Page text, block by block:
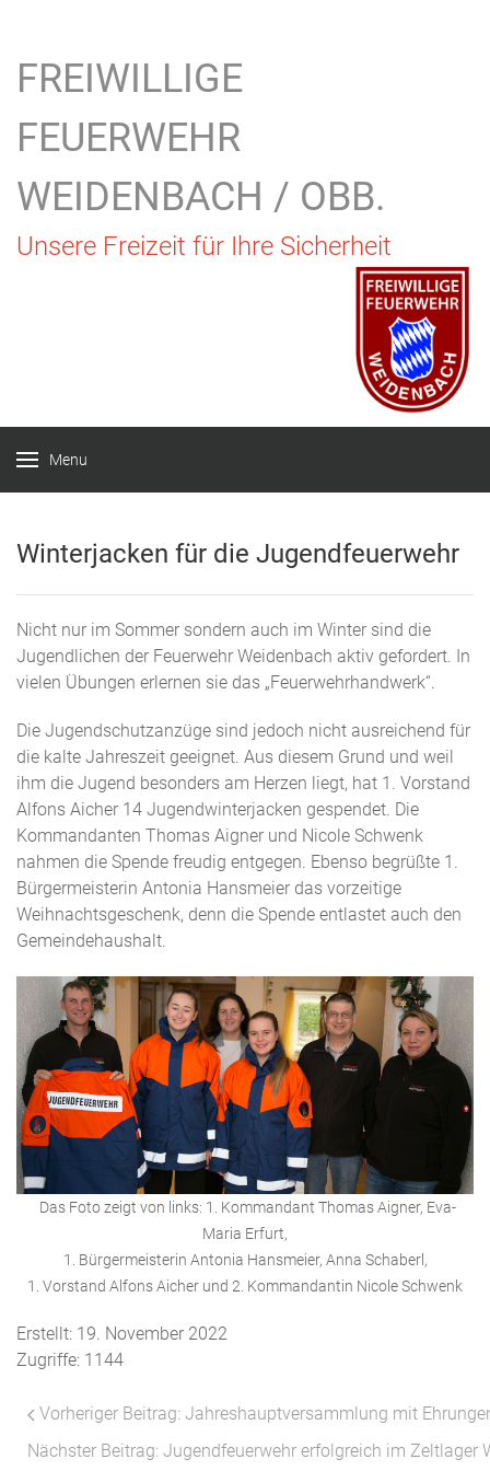
FREIWILLIGE
FEUERWEHR
WEIDENBACH / OBB.
Unsere Freizeit für Ihre Sicherheit
Menu
Winterjacken für die Jugendfeuerwehr
Nicht nur im Sommer sondern auch im Winter sind die
Jugendlichen der Feuerwehr Weidenbach aktiv gefordert. In
vielen Übungen erlernen sie das „Feuerwehrhandwerk“.
Die Jugendschutzanzüge sind jedoch nicht ausreichend für
die kalte Jahreszeit geeignet. Aus diesem Grund und weil
ihm die Jugend besonders am Herzen liegt, hat 1. Vorstand
Alfons Aicher 14 Jugendwinterjacken gespendet. Die
Kommandanten Thomas Aigner und Nicole Schwenk
nahmen die Spende freudig entgegen. Ebenso begrüßte 1.
Bürgermeisterin Antonia Hansmeier das vorzeitige
Weihnachtsgeschenk, denn die Spende entlastet auch den
Gemeindehaushalt.
Das Foto zeigt von links: 1. Kommandant Thomas Aigner, Eva-
Maria Erfurt,
1. Bürgermeisterin Antonia Hansmeier, Anna Schaberl,
1. Vorstand Alfons Aicher und 2. Kommandantin Nicole Schwenk
Erstellt: 19. November 2022
Zugriffe: 1144
Vorheriger Beitrag: Jahreshauptversammlung mit
Nächster Beitrag: Jugendfeuerwehr erfolgreich im Zeltlager